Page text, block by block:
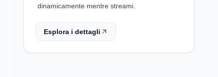
dinamicamente mentre streami.
Esplora i dettagli